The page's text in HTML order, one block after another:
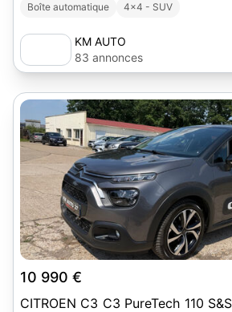
Boîte automatique
4x4 - SUV
KM AUTO
83 annonces
10 990 €
CITROEN C3 C3 PureTech 110